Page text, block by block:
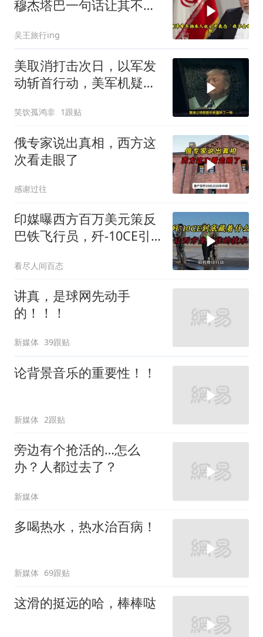
穆杰塔巴一句话让其不敢
吴王旅行ing
美取消打击次日，以军发
动斩首行动，美军机疑被
笑饮孤鸿非 1跟贴
俄专家说出真相，西方这
次看走眼了
感谢过往
印媒曝西方百万美元策反
巴铁飞行员，歼-10CE引
看尽人间百态
讲真，是球网先动手
的！！！
新媒体 39跟贴
论背景音乐的重要性！！
新媒体 2跟贴
旁边有个抢活的…怎么
办？人都过去了？
新媒体
多喝热水，热水治百病！
新媒体 69跟贴
这滑的挺远的哈，棒棒哒